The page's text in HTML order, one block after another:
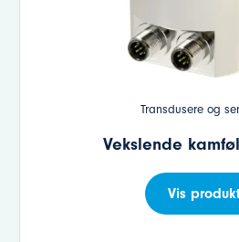
Transdusere og
Vekslende
Vis produkt